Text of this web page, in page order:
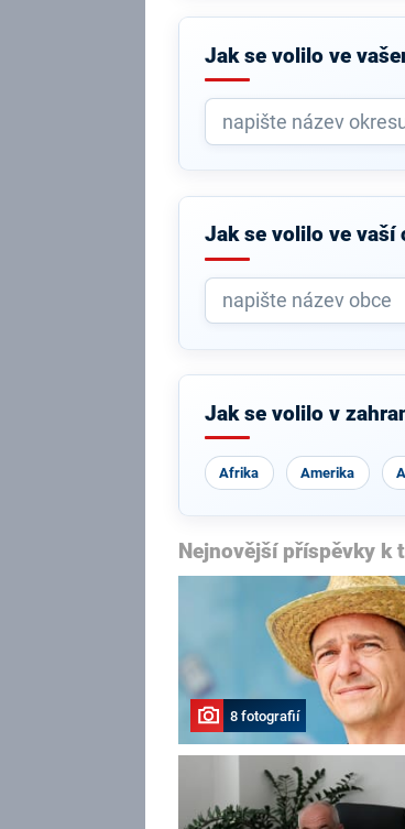
Jak se volilo ve
Jak se volilo ve vaší
Jak se volilo v
Afrika Amerika
Nejnovější příspěvky k
8 fotografií